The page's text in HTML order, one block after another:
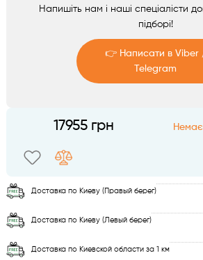
Напишіть нам і наші спеціалісти
підборі!
👉 Написати в Viber
Telegram
17955 грн Немає
Доставка по Киеву (Правый берег)
Доставка по Киеву (Левый берег)
Доставка по Киевской области за 1 км